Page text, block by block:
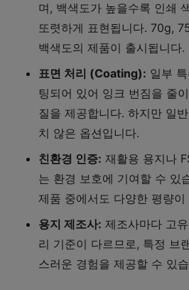
며, 백색도가 높을수록 인쇄
또렷하게 표현됩니다. 70g,
백색도의 제품이 출시됩니다.
표면 처리 (Coating): 일부
팅되어 있어 잉크 번짐을 줄
질을 제공합니다. 하지만 일
치 않은 옵션입니다.
친환경 인증: 재활용 용지나
는 환경 보호에 기여할 수 있
제품 중에서도 다양한 평량이
용지 제조사: 제조사마다 고
리 기준이 다르므로, 특정 브
스러운 경험을 제공할 수 있